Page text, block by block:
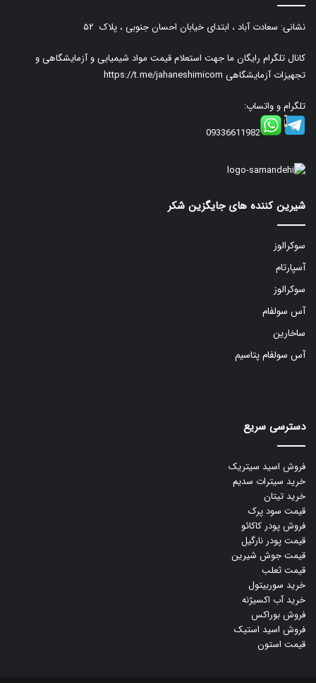
نشانی: سعادت آباد ، ابتدای خیابان احسان جنوبی ، پلاک ۵۲
کانال تلگرام رایگان ما جهت استعلام قیمت مواد شیمیایی و آزمایشگاهی و
تجهیزات آزمایشگاهی https://t.me/jahaneshimicom
تلگرام و واتساپ:
09336611982
شیرین کننده های جایگزین شکر
سوکرالوز
آسپارتام
سوکرالوز
آس سولفام
ساخارین
آس سولفام پتاسیم
دسترسی سریع
فروش اسید سیتریک
خرید سیترات سدیم
خرید تیتان
قیمت سود پرک
فروش پودر کاکائو
قیمت پودر نارگیل
قیمت جوش شیرین
قیمت ثعلب
خرید سوربیتول
خرید آب اکسیژنه
فروش بوراکس
فروش اسید استیک
قیمت استون